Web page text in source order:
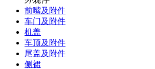
前嘴及附件
车门及附件
机盖
车顶及附件
尾盖及附件
侧裙